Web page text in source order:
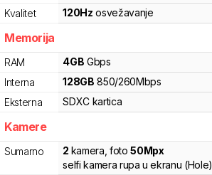
Kvalitet
120Hz osvežavanje
Memorija
RAM 4GB Gbps
Interna
128GB 850/260Mbps
Eksterna
SDXC kartica
Kamere
Sumarno 2 kamera foto50Mpx
selfi kamera rupa u ekranu (Hole)